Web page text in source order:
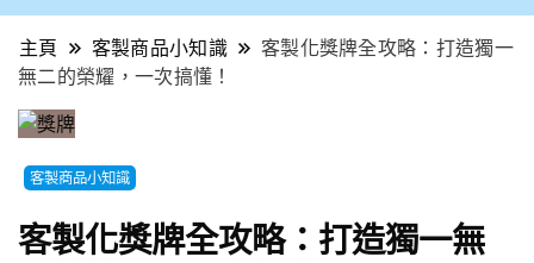
主頁 客製商品小知識
客製化獎牌全攻略：打造獨一
無二的榮耀，一次搞懂！
客製商品小知識
客製化獎牌全攻略：打造獨一無